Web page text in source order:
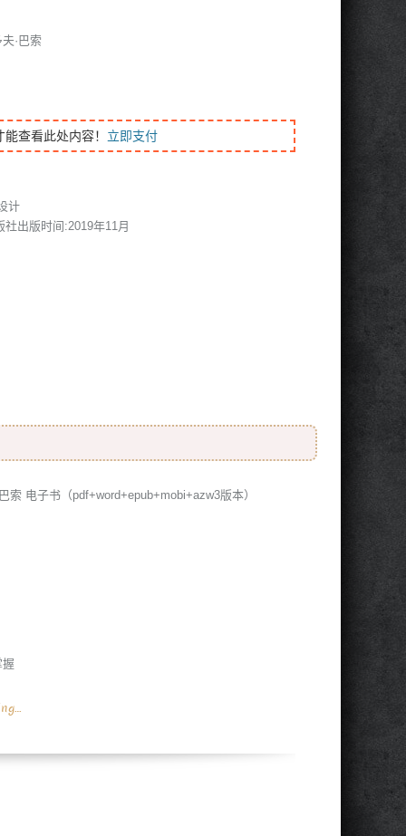
·巴索
查看此处内容！ 立即支付
计
出版时间:2019年11月
电子书（pdf+word+epub+mobi+azw3版本）